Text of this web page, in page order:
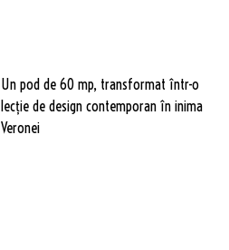
Un pod de 60 mp, transformat într-o
lecție de design contemporan în inima
Veronei